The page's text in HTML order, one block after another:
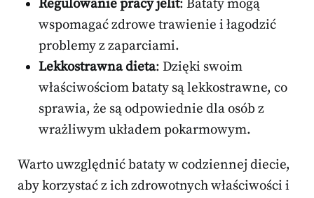
Regulowanie pracy jelit: Bataty mogą
wspomagać zdrowe trawienie i łagodzić
problemy z zaparciami.
Lekkostrawna dieta: Dzięki swoim
właściwościom bataty są lekkostrawne, co
sprawia, że są odpowiednie dla osób z
wrażliwym układem pokarmowym.
Warto uwzględnić bataty w codziennej diecie,
aby korzystać z ich zdrowotnych właściwości i